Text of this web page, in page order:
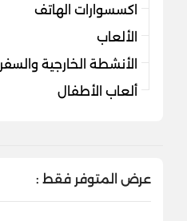
اكسسوارات الهاتف
الألعاب
الأنشطة الخارجية والسفر
ألعاب الأطفال
عرض المتوفر فقط :